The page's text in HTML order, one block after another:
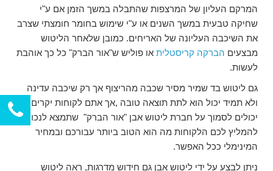
המרקם העליון של המרצפות שהתבלה במשך הזמן אם ע"י
שחיקה טבעית במשך השנים או ע"י שימוש בחומר חומצתי שצרב
את השיכבה העליונה של האריחים. כמובן שלאחר הליטוש
מבצעים הברקה קריסטלית או פוליש ש"אור הברק" כל כך אוהבת
לעשות.
גם ליטוש בד שמיר מסיר שכבה מהריצוף אך רק שיכבה עדינה
ולא תמיד יכול הוא לתת תוצאה טובה ,אך אתם לקוחות יקרים
יכולים לסמוך על חברת ליטוש אבן "אור הברק" שתמצא לנכון
להמליץ לכם הלקוחות מה הוא הטוב ביותר עבורכם ובמחיר
המינימלי ככל האפשר.
ניתן לבצע על ידי ליטוש אבן גם חידוש מדרגות, ראה ליטוש